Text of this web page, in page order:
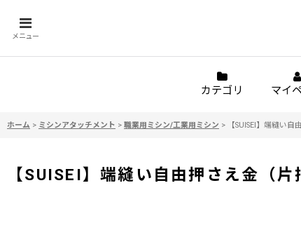
メニュー
カテゴリ マイ
ホーム > ミシンアタッチメント > 職業用ミシン/工業用ミシン > 【SUISEI】端縫い自
【SUISEI】端縫い自由押さえ金（片